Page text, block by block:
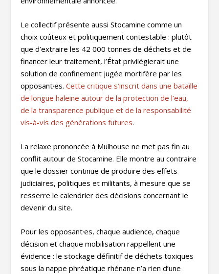
Le collectif présente aussi Stocamine comme un
choix coûteux et politiquement contestable : plutôt
que d’extraire les 42 000 tonnes de déchets et de
financer leur traitement, l’État privilégierait une
solution de confinement jugée mortifère par les
opposant·es.Cette critique s’inscrit dans une bataille
de longue haleine autour de la protection de l’eau,
de la transparence publique et de la responsabilité
vis-à-vis des générations futures.
La relaxe prononcée à Mulhouse ne met pas fin au
conflit autour de Stocamine. Elle montre au contraire
que le dossier continue de produire des effets
judiciaires, politiques et militants, à mesure que se
resserre le calendrier des décisions concernant le
devenir du site.
Pour les opposant·es, chaque audience, chaque
décision et chaque mobilisation rappellent une
évidence : le stockage définitif de déchets toxiques
sous la nappe phréatique rhénane n’a rien d’une